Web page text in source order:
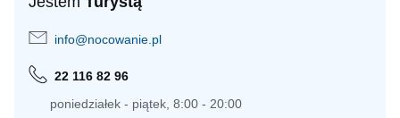
info@nocowanie.pl
22 116 82 96
poniedziałek - piątek, 8:00 - 20:00